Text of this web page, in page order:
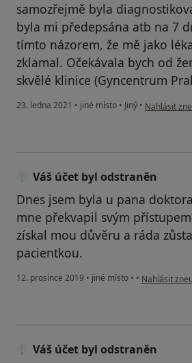
samozřejmě byla
byla mi předepsána atb na 7
tímto názorem, že mě jako
zklamal. Očekávala bych od
skvělé klinice (Gyncentrum
23. ledna 2021 • jiné místo • Jiný • podle
Nahlásit
Váš účet byl odstraněn
Dnes jsem byla u pana
mne překvapil svým
získal mou důvěru a ráda
pacientkou.
12. prosince 2019 • jiné místo • • podle
Nahlásit
Váš účet byl odstraněn